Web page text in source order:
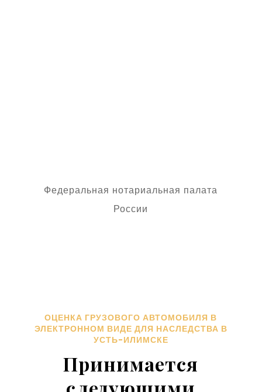
Федеральная нотариальная палата
России
ОЦЕНКА ГРУЗОВОГО АВТОМОБИЛЯ В
ЭЛЕКТРОННОМ ВИДЕ ДЛЯ НАСЛЕДСТВА В
УСТЬ-ИЛИМСКЕ
Принимается